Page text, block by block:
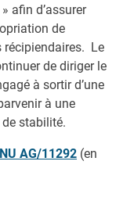
afin d’assurer
de
récipiendaires. Le
de diriger le
à sortir d’une
à une
stabilité.
AG/11292 (en